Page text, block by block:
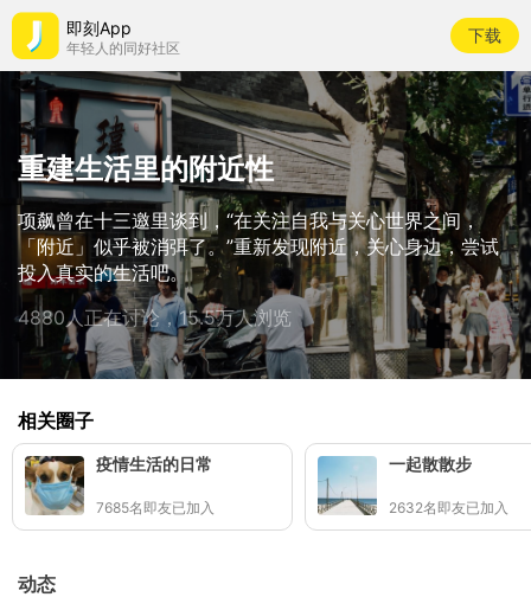
即刻App
年轻人的同好社区
下载
重建生活里的附近性
项飙曾在十三邀里谈到，“在关注自我与关心世界之间，
「附近」似乎被消弭了。”重新发现附近，关心身边，尝试
投入真实的生活吧。
4880人正在讨论，15.5万人浏览
相关圈子
疫情生活的日常
7685名即友已加入
一起散散步
2632名即友已加入
动态